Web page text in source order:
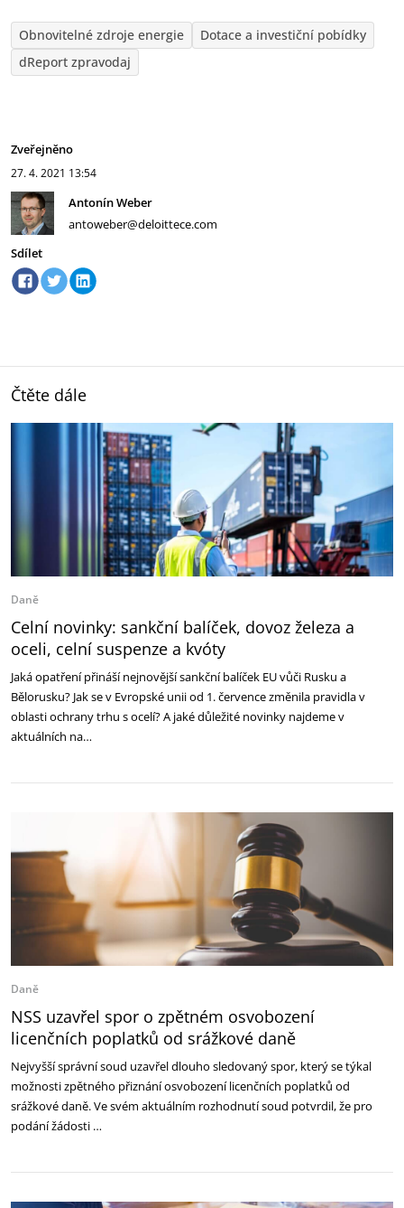
Obnovitelné zdroje energie
Dotace a investiční pobídky
dReport zpravodaj
Zveřejněno
27. 4. 2021 13:54
Antonín Weber
antoweber@deloittece.com
Sdílet
Čtěte dále
Daně
Celní novinky: sankční balíček, dovoz železa a
oceli, celní suspenze a kvóty
Jaká opatření přináší nejnovější sankční balíček EU vůči Rusku a
Bělorusku? Jak se v Evropské unii od 1. července změnila pravidla v
oblasti ochrany trhu s ocelí? A jaké důležité novinky najdeme v
aktuálních na…
Daně
NSS uzavřel spor o zpětném osvobození
licenčních poplatků od srážkové daně
Nejvyšší správní soud uzavřel dlouho sledovaný spor, který se týkal
možnosti zpětného přiznání osvobození licenčních poplatků od
srážkové daně. Ve svém aktuálním rozhodnutí soud potvrdil, že pro
podání žádosti …